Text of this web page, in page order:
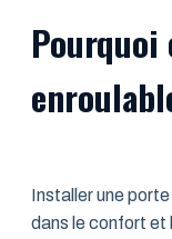
Installer une
dans le confort et